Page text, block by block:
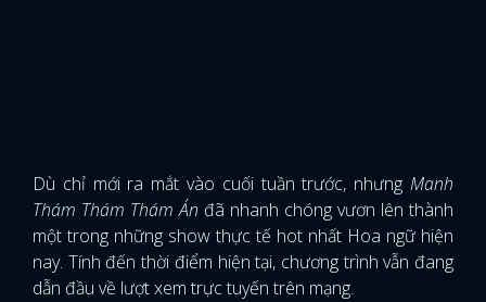
Dù chỉ mới ra mắt vào cuối tuần trước, nhưng Manh
Thám Thám Thám Án đã nhanh chóng vươn lên thành
một trong những show thực tế hot nhất Hoa ngữ hiện
nay. Tính đến thời điểm hiện tại, chương trình vẫn đang
dẫn đầu về lượt xem trực tuyến trên mạng.